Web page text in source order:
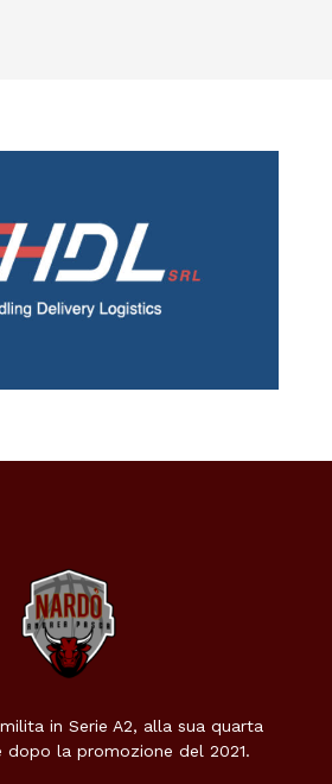
in Serie A2, alla sua quarta
dopo la promozione del 2021.